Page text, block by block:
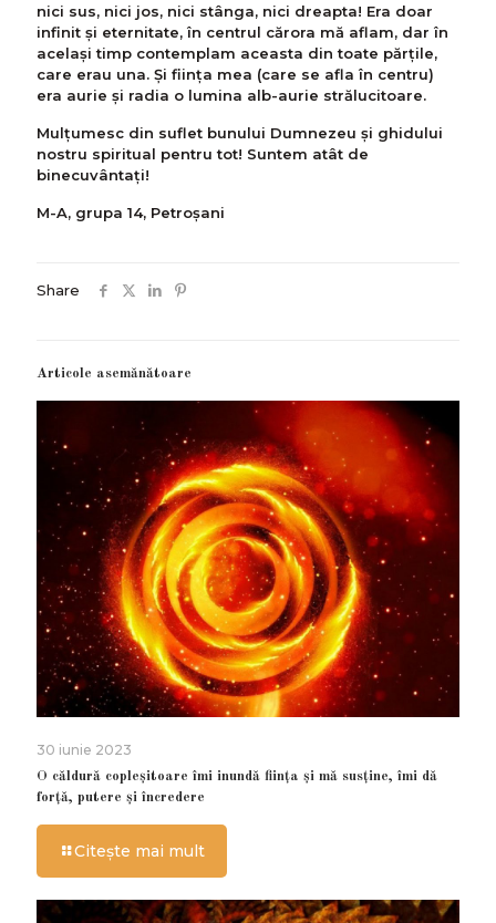
nici sus, nici jos, nici stânga, nici dreapta! Era doar
infinit și eternitate, în centrul cărora mă aflam, dar în
același timp contemplam aceasta din toate părțile,
care erau una. Și ființa mea (care se afla în centru)
era aurie și radia o lumina alb-aurie strălucitoare.
Mulțumesc din suflet bunului Dumnezeu și ghidului
nostru spiritual pentru tot! Suntem atât de
binecuvântați!
M-A, grupa 14, Petroșani
Share
Articole asemănătoare
30 iunie 2023
O căldură copleșitoare îmi inundă ființa și mă susține, îmi dă
forță, putere și încredere
Citește mai mult